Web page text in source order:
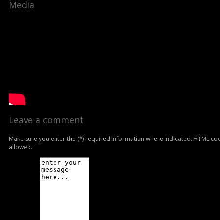
Media
Leave a comment
Make sure you enter the (*) required information where indicated. HTML
allowed.